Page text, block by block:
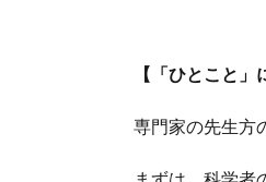
【「ひとこと」
専門家の先生方